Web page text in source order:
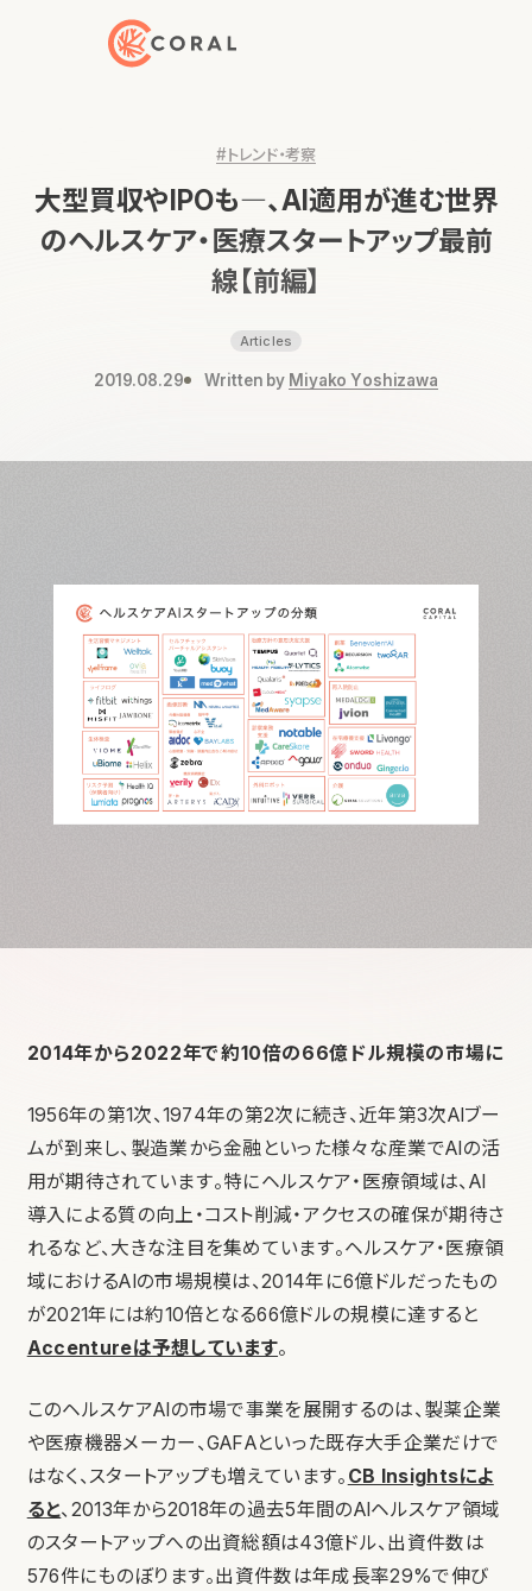
トップページへ戻る
#トレンド・考察
大型買収やIPOも―、AI適用が進む世界
のヘルスケア・医療スタートアップ最前
線【前編】
Articles
2019.08.29 Written by Miyako Yoshizawa
2014年から2022年で約10倍の66億ドル規模の市場に
1956年の第1次、1974年の第2次に続き、近年第3次AIブー
ムが到来し、製造業から金融といった様々な産業でAIの活
用が期待されています。特にヘルスケア・医療領域は、AI
導入による質の向上・コスト削減・アクセスの確保が期待さ
れるなど、大きな注目を集めています。ヘルスケア・医療領
域におけるAIの市場規模は、2014年に6億ドルだったもの
が2021年には約10倍となる66億ドルの規模に達すると
Accentureは予想しています。
このヘルスケアAIの市場で事業を展開するのは、製薬企業
や医療機器メーカー、GAFAといった既存大手企業だけで
はなく、スタートアップも増えています。 CB Insightsによ
ると、2013年から2018年の過去5年間のAIヘルスケア領域
のスタートアップへの出資総額は43億ドル、出資件数は
576件にものぼります。出資件数は年成長率29%で伸び